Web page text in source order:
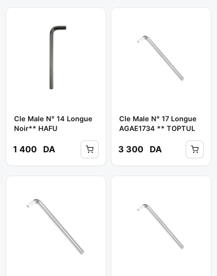
Cle Male N° 14 Longue
Noir** HAFU
1 400 DA
Cle Male N° 17 Longue
AGAE1734 ** TOPTUL
3 300 DA